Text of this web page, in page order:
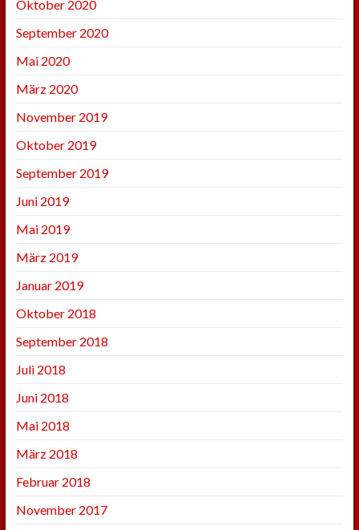
Oktober 2020
September 2020
Mai 2020
März 2020
November 2019
Oktober 2019
September 2019
Juni 2019
Mai 2019
März 2019
Januar 2019
Oktober 2018
September 2018
Juli 2018
Juni 2018
Mai 2018
März 2018
Februar 2018
November 2017